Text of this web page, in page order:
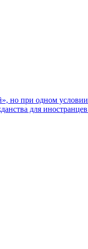
но при одном условии
для иностранцев